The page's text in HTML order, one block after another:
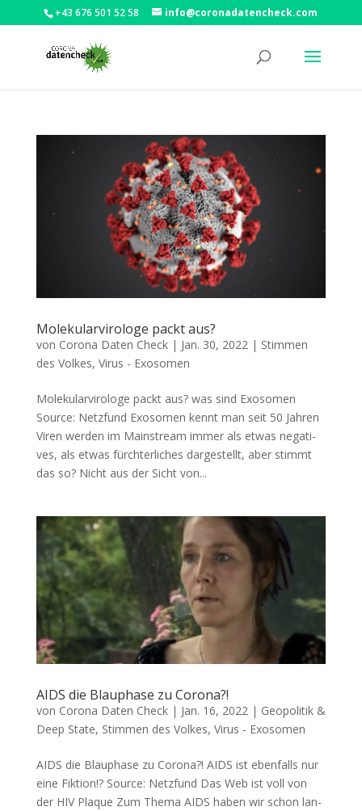
+43 676 501 52 58 info@coronadatencheck.com
Molekularvirologe packt aus?
von Corona Daten Check| Jan. 30, 2022 | Stimmen
des Volkes, Virus - Exosomen
Molekularvirologe packt aus? was sind Exosomen
Source: Netz­fund Exo­so­men kennt man seit 50 Jahren
Viren wer­den im Main­stream immer als etwas nega­ti­
ves, als etwas fürch­ter­li­ches dar­ge­stellt, aber stimmt
das so? Nicht aus der Sicht von...
AIDS die Blauphase zu Corona?!
von Corona Daten Check| Jan. 16, 2022 | Geopolitik &
Deep State, Stimmen des Volkes, Virus - Exosomen
AIDS die Blauphase zu Corona?! AIDS ist eben­falls nur
eine Fiktion!? Source: Netz­fund Das Web ist voll von
der HIV Plaque Zum The­ma AIDS haben wir schon lan­